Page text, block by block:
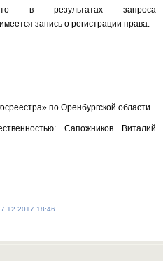
в результатах запроса
запись о регистрации права.
по Оренбургской области
Сапожников Виталий
18:46